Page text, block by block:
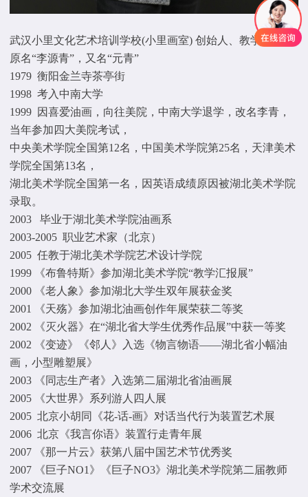
武汉小里文化艺术培训学校(小里画室) 创始人、教学总监
原名“李源青”，又名“元青”
1979 衡阳金兰寺茶亭街
1998 考入中南大学
1999 因喜爱油画，向往美院，中南大学退学，改名李青，
当年参加四大美院考试，
中央美术学院全国第12名，中国美术学院第25名，天津美术
学院全国第13名，
湖北美术学院全国第一名，因英语成绩原因被湖北美术学院
录取。
2003 毕业于湖北美术学院油画系
2003-2005 职业艺术家（北京）
2005 任教于湖北美术学院艺术设计学院
1999 《布鲁特斯》参加湖北美术学院“教学汇报展”
2000 《老人象》参加湖北大学生双年展获金奖
2001 《天殇》参加湖北油画创作年展荣获二等奖
2002 《灭火器》在“湖北省大学生优秀作品展”中获一等奖
2002 《变迹》《邻人》入选《物言物语——湖北省小幅油
画，小型雕塑展》
2003 《同志生产者》入选第二届湖北省油画展
2005 《大世界》系列游人四人展
2005 北京小胡同《花-话-画》对话当代行为装置艺术展
2006 北京《我言你语》装置行走青年展
2007 《那一片云》获第八届中国艺术节优秀奖
2007 《巨子NO1》《巨子NO3》湖北美术学院第二届教师
学术交流展